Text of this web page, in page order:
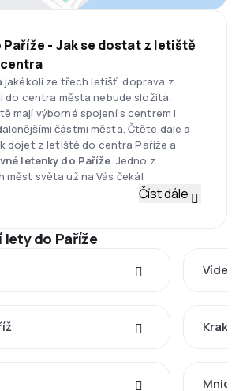
Paříže - Jak se dostat z letiště
jakékoli ze třech letišť, doprava z
do centra města nebude složitá.
mají výborné spojení s centrem i
částmi města. Čtěte dále a
dojet z letiště do centra Paříže a
letenky do Paříže. Jedno z
měst světa už na Vás čeká!
Číst dále
do Paříže
Vídeň